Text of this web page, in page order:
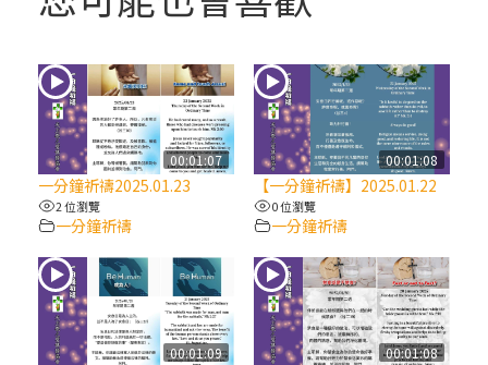
(2)黃敏正主教帶你做「四旬期避靜」—【逾
越的智慧】：七項齋戒的意義與益處
【信仰之旅】第九集：「如果你的痛苦比快
樂多」—歐義明神父 / 應芝莉老師
(1)黃敏正主教帶你做「四旬期避靜」—【逾
越的智慧】：聖方濟的靈修，「不占為己
有」
00:01:07
一分鐘祈禱2025.01.23
2 位瀏覽
一分鐘祈禱
00:01:08
【一分鐘祈禱】2025.01.22
0 位瀏覽
一分鐘祈禱
00:01:09 00:01:08